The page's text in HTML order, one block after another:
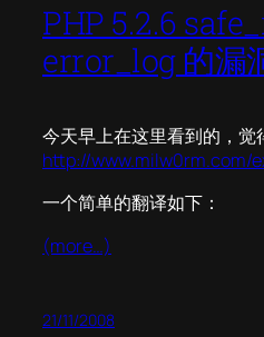
PHP 5.2.6
error_log 的漏
今天早上在这里看到的，觉
http://www.milw0rm.com/
一个简单的翻译如下：
(more…)
21/11/2008